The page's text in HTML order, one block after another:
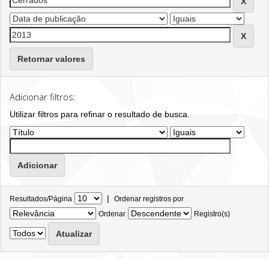
Retornar valores
Adicionar filtros:
Utilizar filtros para refinar o resultado de busca.
Resultados/Página | Ordenar registros por
Ordenar
Registro(s)